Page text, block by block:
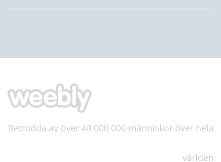
Betrodda av över 40 000 000 människor över hela
världen